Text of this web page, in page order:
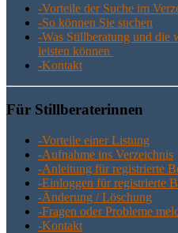
-Vor­tei­le der Suche im
-So kön­nen Sie suchen
-Was Still­be­ra­tung und die
leis­ten können
-Kon­takt
Für Still­be­ra­te­rin­nen
-Vor­tei­le einer Listung
-Auf­nah­me ins Verzeichnis
-Anlei­tung für regis­trier­te
-Ein­log­gen für regis­trier­te
-Ände­rung / Löschung
-Fra­gen oder Pro­ble­me
-Kon­takt